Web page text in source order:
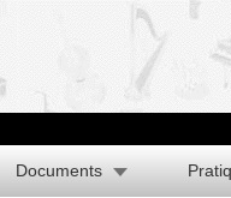
Documents